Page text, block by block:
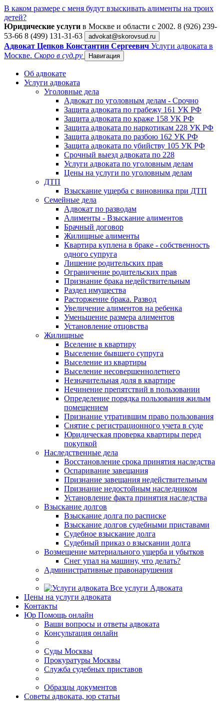
В каком размере с меня будут взыскивать алименты на троих
детей?
Юридические услуги в Москве и области c 2002. 8 (926) 239-
53-66 8 (499) 131-31-63 advokat@skorovsud.ru
Адвокат Цепков Константин Сергеевич Услуги адвоката в
Москве. Скоро в суд.ру Навигация
Об адвокате
Услуги адвоката
Уголовные дела
Адвокат по уголовным делам - Срочно
Защита адвоката по грабежу 161 УК РФ
Защита адвоката по краже 158 УК РФ
Защита адвоката по наркотикам 228 УК РФ
Защита адвоката по разбою 162 УК РФ
Защита адвоката по убийству 105 УК РФ
Срочный выезд адвоката по 228
Услуги адвоката по уголовным делам
Цены на услуги по уголовным делам
ДТП
Взыскание ущерба с виновника при ДТП
Семейные дела
Адвокат по разводам
Алименты - Взыскание алиментов
Брачный договор
Жилищные алименты
Квартира куплена в браке - собственность
одного супруга
Лишение родительских прав
Ограничение родительских прав
Признание брака недействительным
Раздел имущества
Расторжение брака. Развод
Увеличение алиментов на ребенка
Уменьшение размера алиментов
Установление отцовства
Жилищные
Вселение в квартиру
Выселение бывшего супруга
Выселение из квартиры
Выселение несовершеннолетнего
Незначительная доля в квартире
Нечинение препятствий в пользовании
Определение порядка пользования жилым
помещением
Признание утратившим право пользования
Снятие с регистрационного учета в суде
Юридическая проверка квартиры перед
покупкой
Наследственные дела
Восстановление срока принятия наследства
Оспаривание завещания
Признание завещания недействительным
Признание недостойным наследником
Установление факта принятия наследства
Взыскание долгов
Взыскание долга по расписке
Взыскание долгов судебными приставами
Судебное взыскание долга
Судебный приказ о взыскании долга
Возмещение материального ущерба и убытков
Снег упал на машину, что делать?
Административные правонарушения
Все услуги Адвоката
Цены на услуги адвоката
Контакты
Юр Помощь онлайн
Ваши вопросы и ответы адвоката
Консультация онлайн
Суды Москвы
Прокуратуры Москвы
Служба судебных приставов
Образцы документов
Советы адвоката, юр статьи